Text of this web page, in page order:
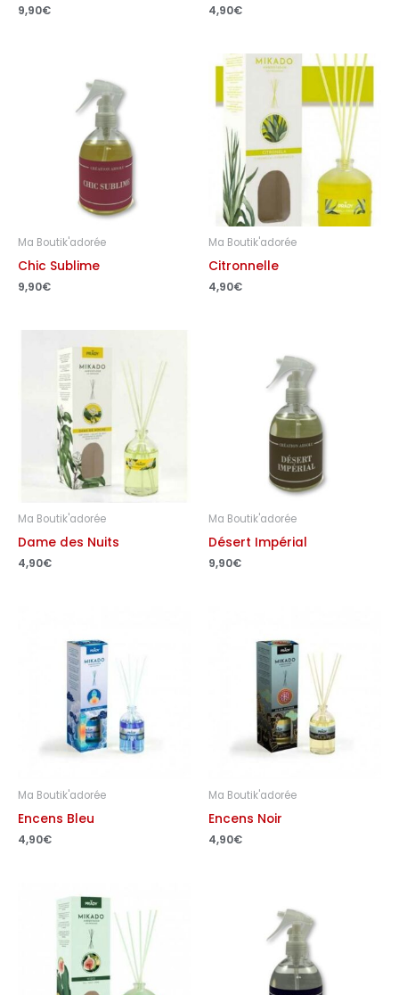
9,90€ 4,90€
Ma Boutik'adorée
Chic Sublime
9,90€
Ma Boutik'adorée
Citronnelle
4,90€
Ma Boutik'adorée
Dame des Nuits
4,90€
Ma Boutik'adorée
Désert Impérial
9,90€
Ma Boutik'adorée
Encens Bleu
4,90€
Ma Boutik'adorée
Encens Noir
4,90€